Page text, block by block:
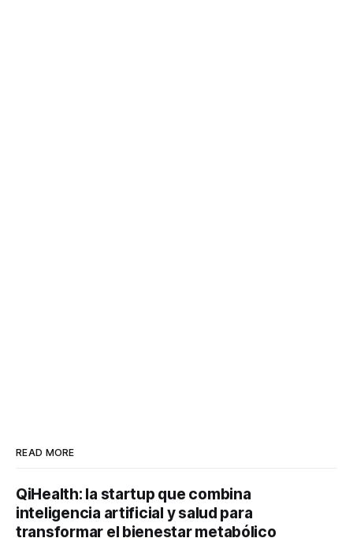
READ MORE
QiHealth: la startup que combina
inteligencia artificial y salud para
transformar el bienestar metabólico